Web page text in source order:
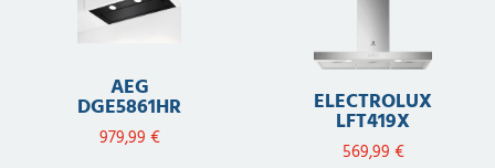
AEG
DGE5861HR
979,99 €
ELECTROLUX
LFT419X
569,99 €